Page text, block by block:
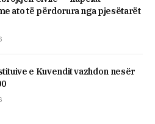
ato të përdorura nga pjesëtarët
e Kuvendit vazhdon nesër